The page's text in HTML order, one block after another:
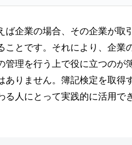
企業の場合、その企業が取
とです。それにより、企業
理を行う上で役に立つのが
りません。簿記検定を取得
人にとって実践的に活用で